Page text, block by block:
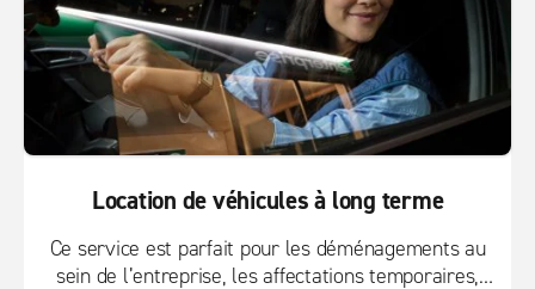
Location de véhicules à long terme
Ce service est parfait pour les déménagements au
sein de l’entreprise, les affectations temporaires,